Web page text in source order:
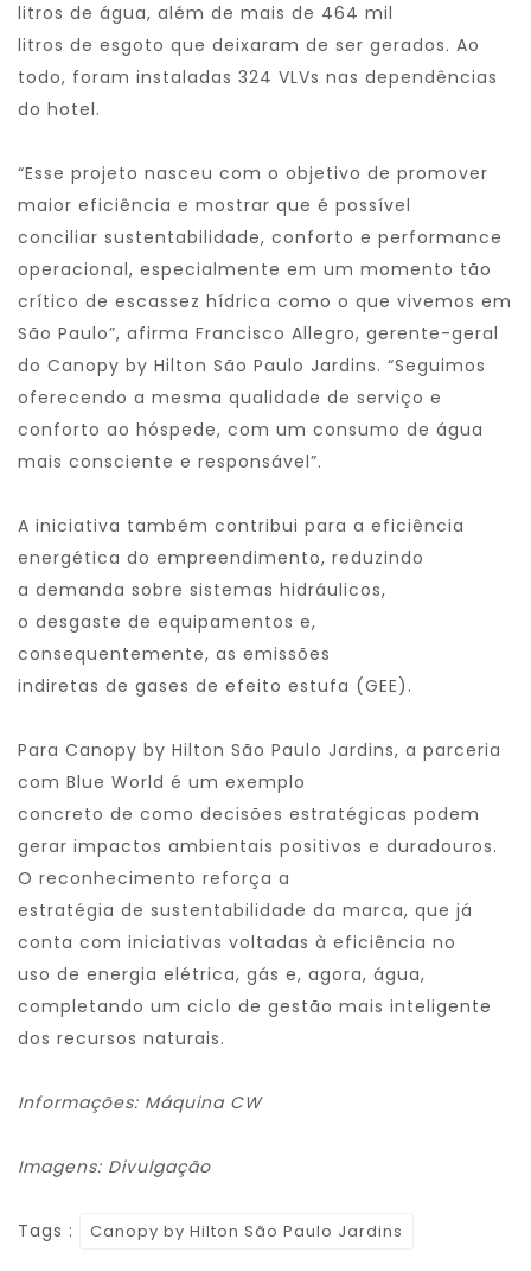
litros de água, além de mais de 464 mil
litros de esgoto que deixaram de ser gerados. Ao
todo, foram instaladas 324 VLVs nas dependências
do hotel.
“Esse projeto nasceu com o objetivo de promover
maior eficiência e mostrar que é possível
conciliar sustentabilidade, conforto e performance
operacional, especialmente em um momento tão
crítico de escassez hídrica como o que vivemos em
São Paulo”, afirma Francisco Allegro, gerente-geral
do Canopy by Hilton São Paulo Jardins. “Seguimos
oferecendo a mesma qualidade de serviço e
conforto ao hóspede, com um consumo de água
mais consciente e responsável”.
A iniciativa também contribui para a eficiência
energética do empreendimento, reduzindo
a demanda sobre sistemas hidráulicos,
o desgaste de equipamentos e,
consequentemente, as emissões
indiretas de gases de efeito estufa (GEE).
Para Canopy by Hilton São Paulo Jardins, a parceria
com Blue World é um exemplo
concreto de como decisões estratégicas podem
gerar impactos ambientais positivos e duradouros.
O reconhecimento reforça a
estratégia de sustentabilidade da marca, que já
conta com iniciativas voltadas à eficiência no
uso de energia elétrica, gás e, agora, água,
completando um ciclo de gestão mais inteligente
dos recursos naturais.
Informações: Máquina CW
Imagens: Divulgação
Tags : Canopy by Hilton São Paulo Jardins